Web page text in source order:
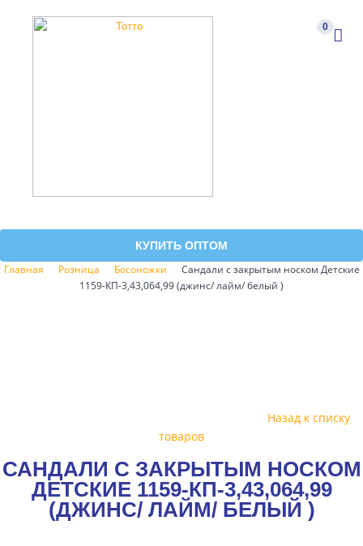
0
КУПИТЬ ОПТОМ
Главная Розница Босоножки
Сандали с закрытым носком Детские
1159-КП-3,43,064,99 (джинс/ лайм/ белый )
Назад к списку
товаров
САНДАЛИ С ЗАКРЫТЫМ НОСКОМ
ДЕТСКИЕ 1159-КП-3,43,064,99
(ДЖИНС/ ЛАЙМ/ БЕЛЫЙ )